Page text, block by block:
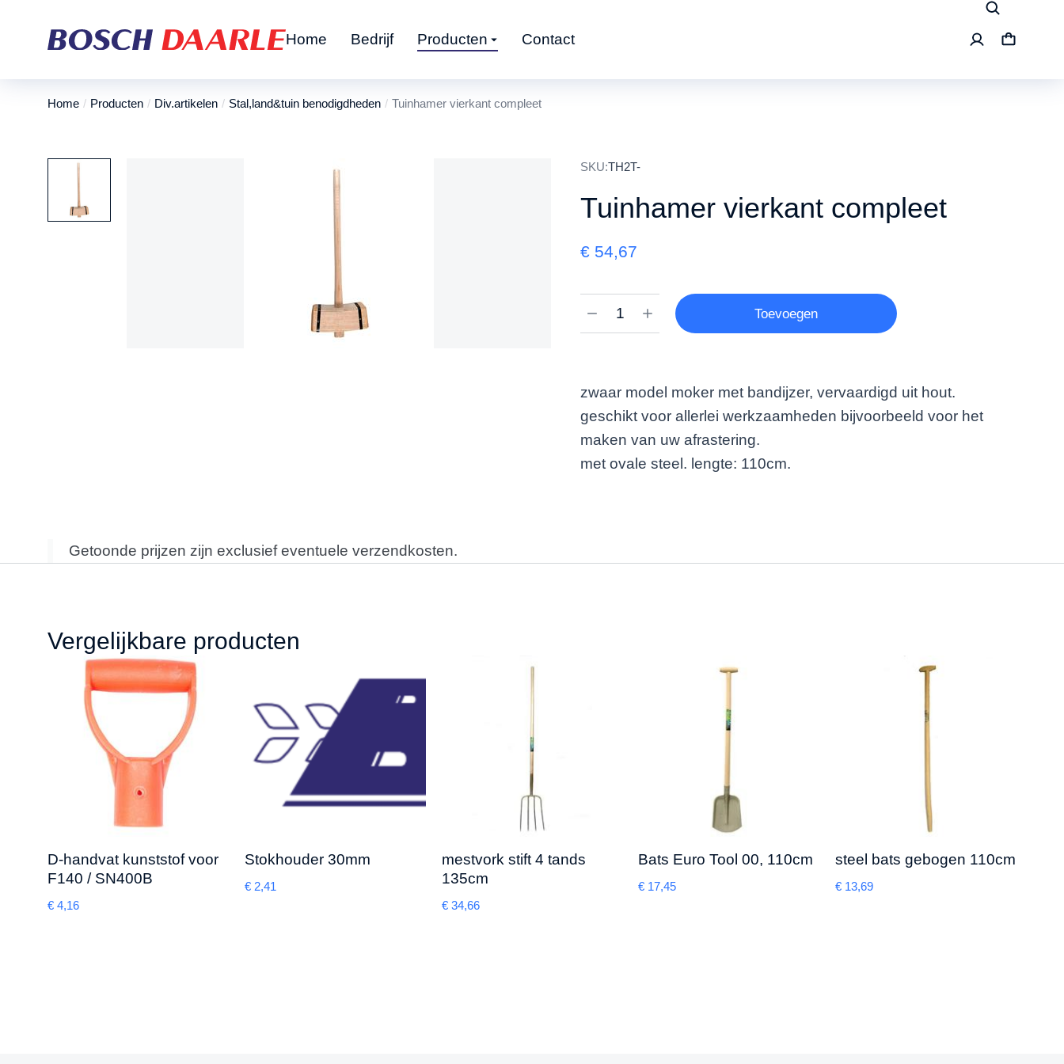
Home Bedrijf Producten Contact
Je bent hier:
Home Producten Div.artikelen Stal,land&tuin benodigdheden Tuinhamer vierkant compleet
SKU:TH2T-
Tuinhamer vierkant compleet
€ 54,67
Toevoegen
zwaar model moker met bandijzer, vervaardigd uit hout.
geschikt voor allerlei werkzaamheden bijvoorbeeld voor het
maken van uw afrastering.
met ovale steel. lengte: 110cm.
Getoonde prijzen zijn exclusief eventuele verzendkosten.
Vergelijkbare producten
D-handvat kunststof voor
F140 / SN400B
€ 4,16
Stokhouder 30mm
€2,41
mestvork stift 4 tands
135cm
€34,66
Bats Euro Tool 00, 110cm
€ 17,45
steel bats gebogen 110cm
€ 13,69